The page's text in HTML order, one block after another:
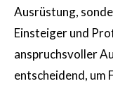
Ausrüstung,
Einsteiger und
anspruchsvoller
entscheidend, um